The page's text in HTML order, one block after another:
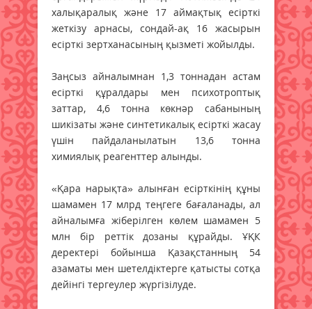
халықаралық және 17 аймақтық есірткі
жеткізу арнасы, сондай-ақ 16 жасырын
есірткі зертханасының қызметі жойылды.
Заңсыз айналымнан 1,3 тоннадан астам
есірткі құралдары мен психотроптық
заттар, 4,6 тонна көкнәр сабанының
шикізаты және синтетикалық есірткі жасау
үшін пайдаланылатын 13,6 тонна
химиялық реагенттер алынды.
«Қара нарықта» алынған есірткінің құны
шамамен 17 млрд теңгеге бағаланады, ал
айналымға жіберілген көлем шамамен 5
млн бір реттік дозаны құрайды. ҰҚК
деректері бойынша Қазақстанның 54
азаматы мен шетелдіктерге қатысты сотқа
дейінгі тергеулер жүргізілуде.